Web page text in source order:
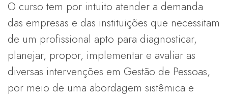
O curso tem por intuito atender a demanda
das empresas e das instituições que necessitam
de um profissional apto para diagnosticar,
planejar, propor, implementar e avaliar as
diversas intervenções em Gestão de Pessoas,
por meio de uma abordagem sistêmica e